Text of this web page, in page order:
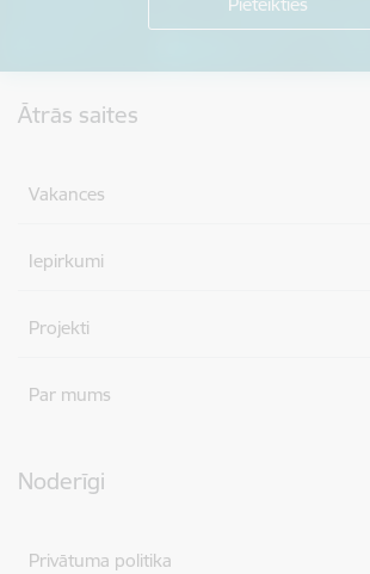
Ātrās saites
Vakances
Iepirkumi
Projekti
Par mums
Noderīgi
Privātuma politika